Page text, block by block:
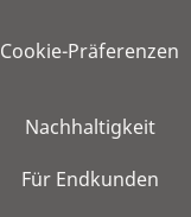
Cookie-Präferenzen
Nachhaltigkeit
Für Endkunden